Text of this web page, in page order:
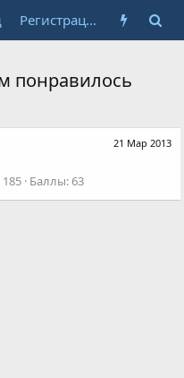
Регистрация
понравилось
21 Мар 2013
185 Баллы 63